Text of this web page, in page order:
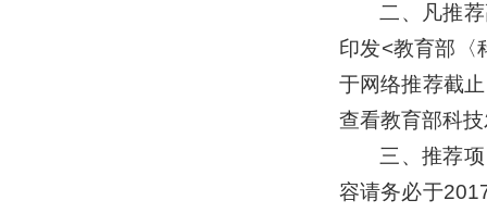
二、凡推
印发<教育部〈
于网络推荐截
查看教育部科技
三、推荐
容请务必于